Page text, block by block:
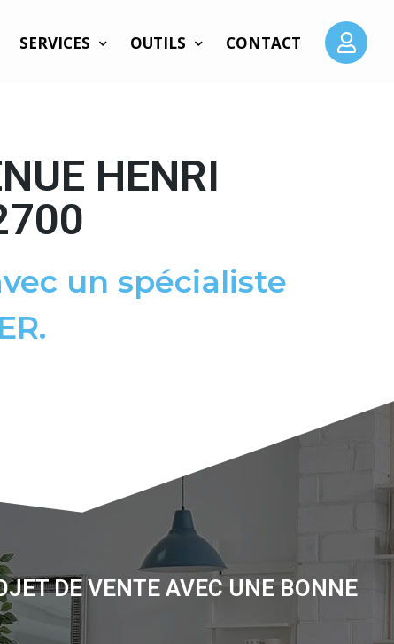
SERVICES OUTILS CONTACT
HENRI
un spécialiste
DE VENTE AVEC UNE BONNE